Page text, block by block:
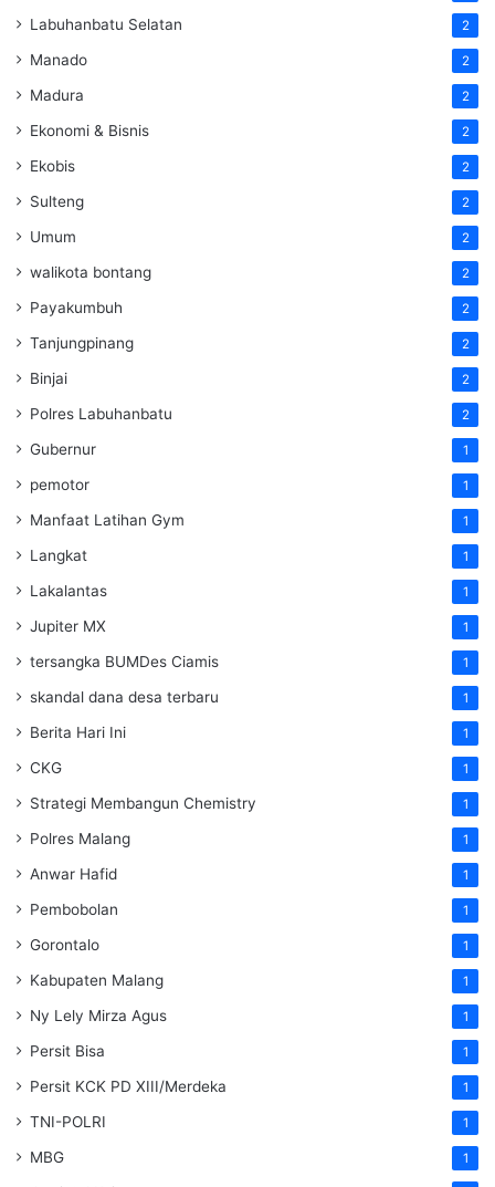
Labuhanbatu Selatan 2
Manado 2
Madura 2
Ekonomi & Bisnis 2
Ekobis 2
Sulteng 2
Umum 2
walikota bontang 2
Payakumbuh 2
Tanjungpinang 2
Binjai 2
Polres Labuhanbatu 2
Gubernur 1
pemotor 1
Manfaat Latihan Gym 1
Langkat 1
Lakalantas 1
Jupiter MX 1
tersangka BUMDes Ciamis 1
skandal dana desa terbaru 1
Berita Hari Ini 1
CKG 1
Strategi Membangun Chemistry 1
Polres Malang 1
Anwar Hafid 1
Pembobolan 1
Gorontalo 1
Kabupaten Malang 1
Ny Lely Mirza Agus 1
Persit Bisa 1
Persit KCK PD XIII/Merdeka 1
TNI-POLRI 1
MBG 1